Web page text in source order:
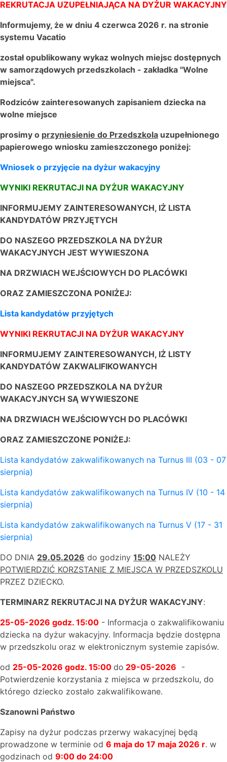
REKRUTACJA UZUPEŁNIAJĄCA NA DYŻUR WAKACYJNY
Informujemy, że w dniu 4 czerwca 2026 r. na stronie
systemu Vacatio
został opublikowany wykaz wolnych miejsc dostępnych
w samorządowych przedszkolach - zakładka "Wolne
miejsca".
Rodziców zainteresowanych zapisaniem dziecka na
wolne miejsce
prosimy o przyniesienie do Przedszkola uzupełnionego
papierowego wniosku zamieszczonego poniżej:
Wniosek o przyjęcie na dyżur wakacyjny
WYNIKI REKRUTACJI NA DYŻUR WAKACYJNY
INFORMUJEMY ZAINTERESOWANYCH, IŻ LISTA
KANDYDATÓW PRZYJĘTYCH
DO NASZEGO PRZEDSZKOLA NA DYŻUR
WAKACYJNYCH JEST WYWIESZONA
NA DRZWIACH WEJŚCIOWYCH DO PLACÓWKI
ORAZ ZAMIESZCZONA PONIŻEJ:
Lista kandydatów przyjętych
WYNIKI REKRUTACJI NA DYŻUR WAKACYJNY
INFORMUJEMY ZAINTERESOWANYCH, IŻ LISTY
KANDYDATÓW ZAKWALIFIKOWANYCH
DO NASZEGO PRZEDSZKOLA NA DYŻUR
WAKACYJNYCH SĄ WYWIESZONE
NA DRZWIACH WEJŚCIOWYCH DO PLACÓWKI
ORAZ ZAMIESZCZONE PONIŻEJ:
Lista kandydatów zakwalifikowanych na Turnus III (03 - 07
sierpnia)
Lista kandydatów zakwalifikowanych na Turnus IV (10 - 14
sierpnia)
Lista kandydatów zakwalifikowanych na Turnus V (17 - 31
sierpnia)
DO DNIA 29.05.2026 do godziny 15:00 NALEŻY
POTWIERDZIĆ KORZSTANIE Z MIEJSCA W PRZEDSZKOLU
PRZEZ DZIECKO.
TERMINARZ REKRUTACJI NA DYŻUR WAKACYJNY:
25-05-2026 godz. 15:00 - Informacja o zakwalifikowaniu
dziecka na dyżur wakacyjny. Informacja będzie dostępna
w przedszkolu oraz w elektronicznym systemie zapisów.
od 25-05-2026 godz. 15:00 do 29-05-2026 -
Potwierdzenie korzystania z miejsca w przedszkolu, do
którego dziecko zostało zakwalifikowane.
Szanowni Państwo
Zapisy na dyżur podczas przerwy wakacyjnej będą
prowadzone w terminie od 6 maja do 17 maja 2026 r. w
godzinach od 9:00 do 24:00